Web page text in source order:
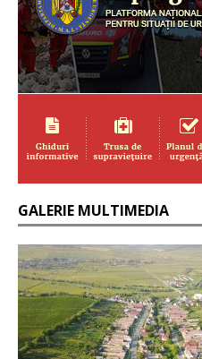
GALERIE MULTIMEDIA